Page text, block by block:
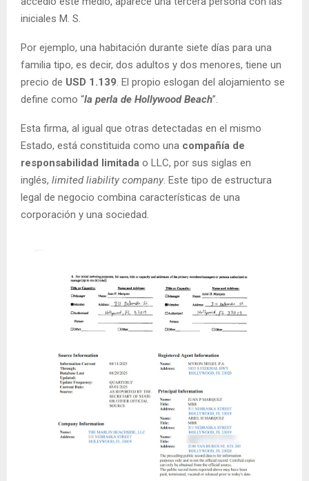
iniciales M. S.
Por ejemplo, una habitación durante siete días para una
familia tipo, es decir, dos adultos y dos menores, tiene un
precio de USD 1.139. El propio eslogan del alojamiento se
define como “la perla de Hollywood Beach”.
Esta firma, al igual que otras detectadas en el mismo
Estado, está constituida como una compañía de
responsabilidad limitada o LLC, por sus siglas en
inglés, limited liability company. Este tipo de estructura
legal de negocio combina características de una
corporación y una sociedad.